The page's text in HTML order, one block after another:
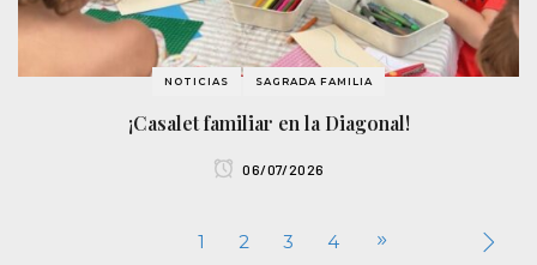
NOTICIAS SAGRADA FAMILIA
¡Casalet familiar en la Diagonal!
06/07/2026
1 2 3 4